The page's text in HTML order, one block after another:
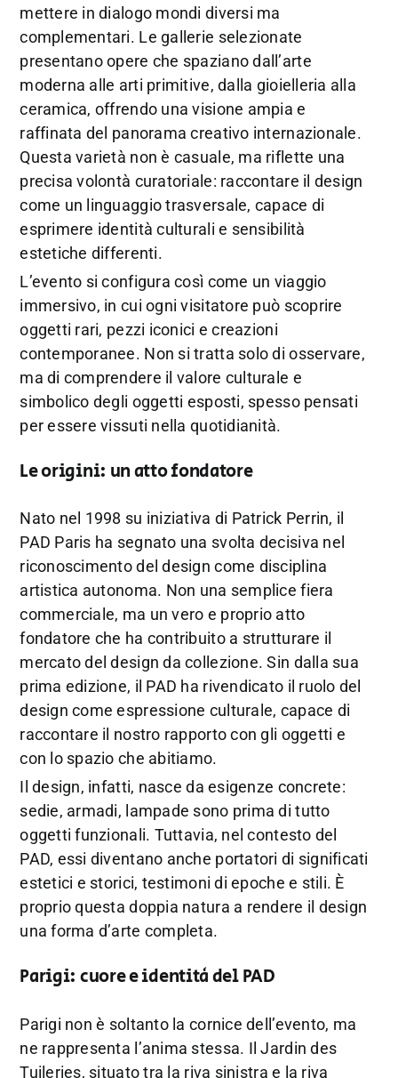
mettere in dialogo mondi diversi ma
complementari. Le gallerie selezionate
presentano opere che spaziano dall’arte
moderna alle arti primitive, dalla gioielleria alla
ceramica, offrendo una visione ampia e
raffinata del panorama creativo internazionale.
Questa varietà non è casuale, ma riflette una
precisa volontà curatoriale: raccontare il design
come un linguaggio trasversale, capace di
esprimere identità culturali e sensibilità
estetiche differenti.
L’evento si configura così come un viaggio
immersivo, in cui ogni visitatore può scoprire
oggetti rari, pezzi iconici e creazioni
contemporanee. Non si tratta solo di osservare,
ma di comprendere il valore culturale e
simbolico degli oggetti esposti, spesso pensati
per essere vissuti nella quotidianità.
Le origini: un atto fondatore
Nato nel 1998 su iniziativa di Patrick Perrin, il
PAD Paris ha segnato una svolta decisiva nel
riconoscimento del design come disciplina
artistica autonoma. Non una semplice fiera
commerciale, ma un vero e proprio atto
fondatore che ha contribuito a strutturare il
mercato del design da collezione. Sin dalla sua
prima edizione, il PAD ha rivendicato il ruolo del
design come espressione culturale, capace di
raccontare il nostro rapporto con gli oggetti e
con lo spazio che abitiamo.
Il design, infatti, nasce da esigenze concrete:
sedie, armadi, lampade sono prima di tutto
oggetti funzionali. Tuttavia, nel contesto del
PAD, essi diventano anche portatori di significati
estetici e storici, testimoni di epoche e stili. È
proprio questa doppia natura a rendere il design
una forma d’arte completa.
Parigi: cuore e identità del PAD
Parigi non è soltanto la cornice dell’evento, ma
ne rappresenta l’anima stessa. Il Jardin des
Tuileries, situato tra la riva sinistra e la riva